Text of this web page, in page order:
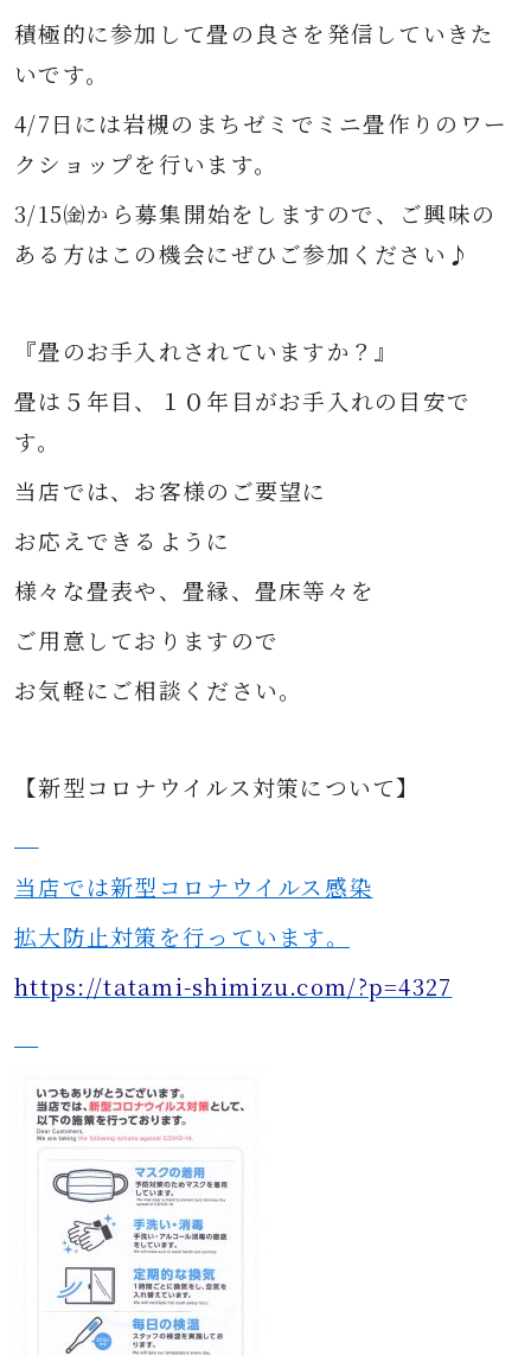
積極的に参加して畳の良さを発信していきた
いです。
4/7日には岩槻のまちゼミでミニ畳作りのワー
クショップを行います。
3/15㈮から募集開始をしますので、ご興味の
ある方はこの機会にぜひご参加ください♪
『畳のお手入れされていますか？』
畳は５年目、１０年目がお手入れの目安で
す。
当店では、お客様のご要望に
お応えできるように
様々な畳表や、畳縁、畳床等々を
ご用意しておりますので
お気軽にご相談ください。
【新型コロナウイルス対策について】
当店では新型コロナウイルス感染
拡大防止対策を行っています。
https://tatami-shimizu.com/?p=4327